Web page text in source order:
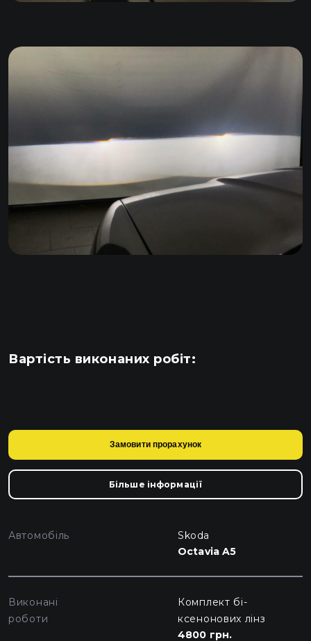
Вартість виконаних робіт:
Замовити прорахунок
Більше інформації
Автомобіль
Skoda
Octavia A5
Виконані
роботи
Комплект бі-
ксенонових лінз
4800 грн.